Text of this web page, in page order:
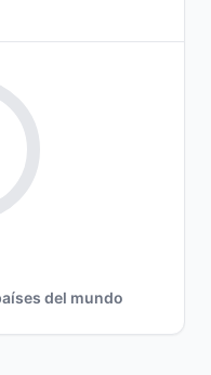
del mundo